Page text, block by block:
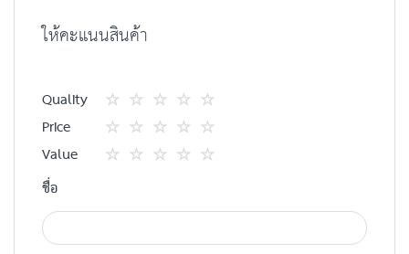
ให้คะแนนสินค้า
Quality
1
star
2
ดาว
3
ดาว
4
ดาว
5
ดาว
Price
1
2
3
4
5
Value
ชื่อ